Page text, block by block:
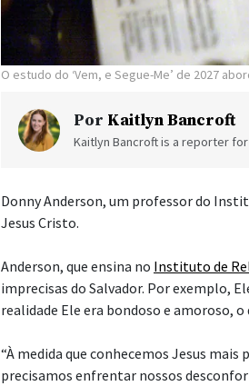
O estudo do ‘Vem, e Segue-Me’ de 2027
Por Kaitlyn Bancroft
Kaitlyn Bancroft is a reporter for
Donny Anderson, um professor do
Jesus Cristo.
Anderson, que ensina no Instituto de
imprecisas do Salvador. Por exemplo,
realidade Ele era bondoso e amoroso,
“À medida que conhecemos Jesus
precisamos enfrentar nossos